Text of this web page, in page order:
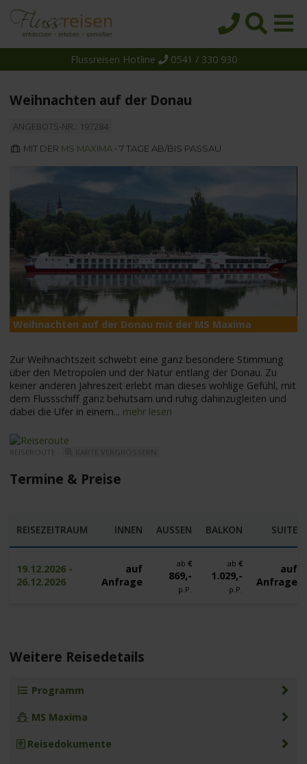
Reedereien
Schiffe
Über uns
Suche
Flussreisen Hotline 0541 / 330 930
Weihnachten auf der Donau
ANGEBOTS-NR.: 197284
MIT DER MS MAXIMA• 7 TAGE AB/BIS PASSAU
Weihnachten auf der Donau mit der MS Maxima
Zur Weihnachtszeit schwebt eine ganz besondere Stimmung
über den Metropolen und der Natur entlang der Donau. Zu
keiner anderen Jahreszeit erlebt man dieses wohlige Gefühl, mit
dem Flussschiff ganz behutsam und ruhig dahinzugleiten und
dabei die Ufer in einem... mehr lesen
REISEROUTE -
Termine & Preise
REISEZEITRAUM INNEN AUSSEN BALKON SUITE
19.12.2026 -
26.12.2026
auf
Anfrage
ab€
869,-
p.P.
ab€
1.029,-
p.P.
auf
Anfrage
Weitere Reisedetails
Programm
MS Maxima
Reisedokumente